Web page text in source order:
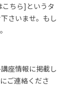
こちら]というタ
さいませ。もし
座情報に掲載し
ご連絡くださ